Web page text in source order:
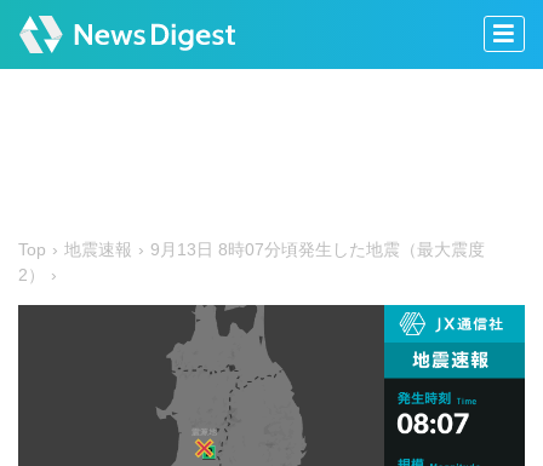
Top 地震速報
9月13日 8時07分頃発生した地震（最大震度
2）